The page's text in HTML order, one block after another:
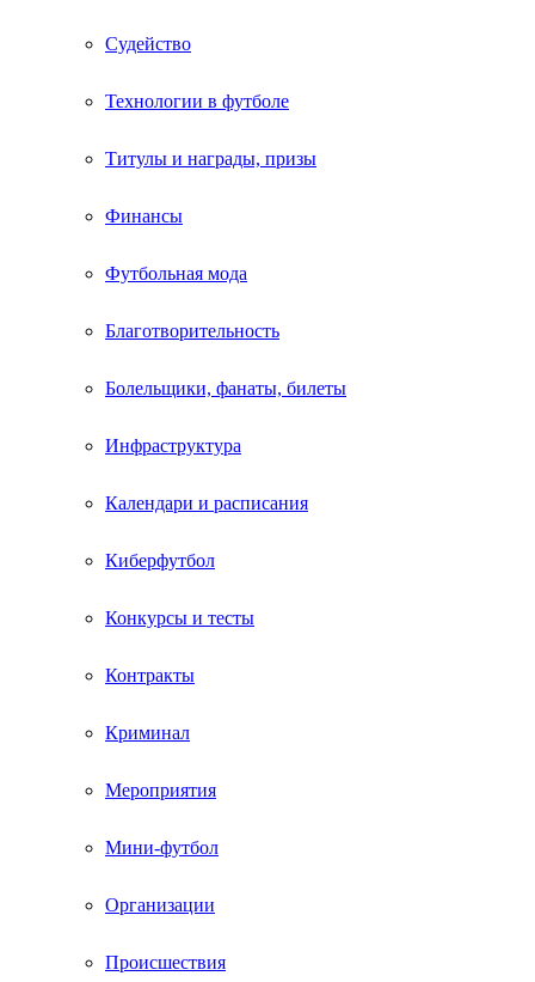
Судейство
Технологии в футболе
Титулы и награды, призы
Финансы
Футбольная мода
Благотворительность
Болельщики, фанаты, билеты
Инфраструктура
Календари и расписания
Киберфутбол
Конкурсы и тесты
Контракты
Криминал
Мероприятия
Мини-футбол
Организации
Происшествия